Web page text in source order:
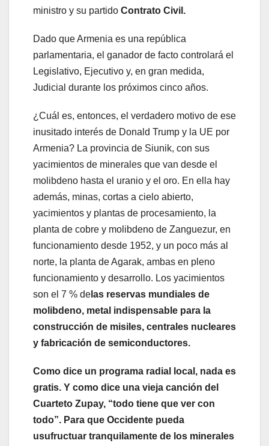
ministro y su partido Contrato Civil.
Dado que Armenia es una república
parlamentaria, el ganador de facto controlará el
Legislativo, Ejecutivo y, en gran medida,
Judicial durante los próximos cinco años.
¿Cuál es, entonces, el verdadero motivo de ese
inusitado interés de Donald Trump y la UE por
Armenia? La provincia de Siunik, con sus
yacimientos de minerales que van desde el
molibdeno hasta el uranio y el oro. En ella hay
además, minas, cortas a cielo abierto,
yacimientos y plantas de procesamiento, la
planta de cobre y molibdeno de Zanguezur, en
funcionamiento desde 1952, y un poco más al
norte, la planta de Agarak, ambas en pleno
funcionamiento y desarrollo. Los yacimientos
son el 7 % de las reservas mundiales de
molibdeno, metal indispensable para la
construcción de misiles, centrales nucleares
y fabricación de semiconductores.
Como dice un programa radial local, nada es
gratis. Y como dice una vieja canción del
Cuarteto Zupay, “todo tiene que ver con
todo”. Para que Occidente pueda
usufructuar tranquilamente de los minerales